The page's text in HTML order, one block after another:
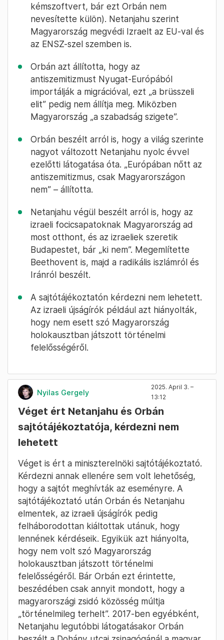
kémszoftvert, bár ezt Orbán nem
nevesítette külön). Netanjahu szerint
Magyarország megvédi Izraelt az EU-val és
az ENSZ-szel szemben is.
Orbán azt állította, hogy az
antiszemitizmust Nyugat-Európából
importálják a migrációval, ezt „a brüsszeli
elit” pedig nem állítja meg. Miközben
Magyarország „a szabadság szigete”.
Orbán beszélt arról is, hogy a világ szerinte
nagyot változott Netanjahu nyolc évvel
ezelőtti látogatása óta. „Európában nőtt az
antiszemitizmus, csak Magyarországon
nem” – állította.
Netanjahu végül beszélt arról is, hogy az
izraeli focicsapatoknak Magyarország ad
most otthont, és az izraeliek szeretik
Budapestet, bár „ki nem”. Megemlítette
Beethovent is, majd a radikális iszlámról és
Iránról beszélt.
A sajtótájékoztatón kérdezni nem lehetett.
Az izraeli újságírók például azt hiányolták,
hogy nem esett szó Magyarország
holokausztban játszott történelmi
felelősségéről.
Nyilas Gergely
2025. April 3. –
13:12
Véget ért Netanjahu és Orbán
sajtótájékoztatója, kérdezni nem
lehetett
Véget is ért a miniszterelnöki sajtótájékoztató.
Kérdezni annak ellenére sem volt lehetőség,
hogy a sajtót meghívták az eseményre. A
sajtótájékoztató után Orbán és Netanjahu
elmentek, az izraeli újságírók pedig
felháborodottan kiáltottak utánuk, hogy
lennének kérdéseik. Egyikük azt hiányolta,
hogy nem volt szó Magyarország
holokausztban játszott történelmi
felelősségéről. Bár Orbán ezt érintette,
beszédében csak annyit mondott, hogy a
magyarországi zsidó közösség múltja
„történelmileg terhelt”. 2017-ben egyébként,
Netanjahu legutóbbi látogatásakor Orbán